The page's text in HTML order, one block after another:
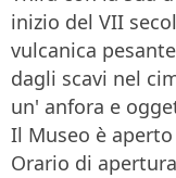
inizio del VII
vulcanica
dagli scavi nel
un' anfora e
Il Museo è
Orario di